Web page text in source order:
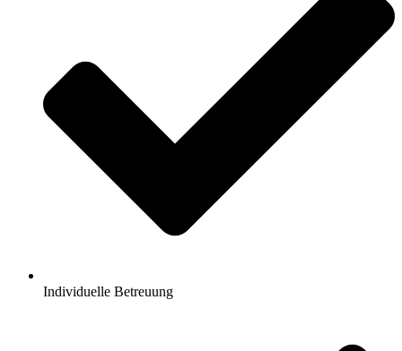
Individuelle Betreuung